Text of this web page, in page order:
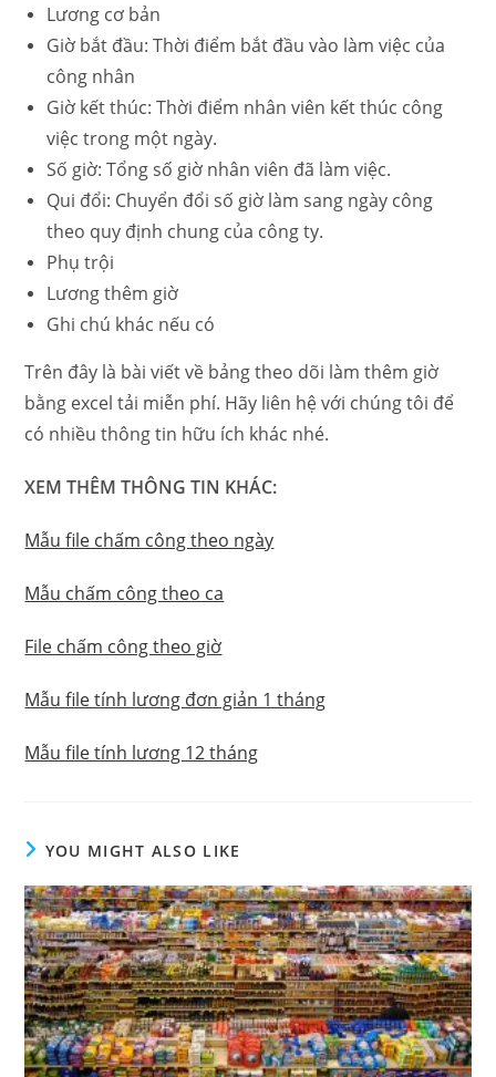
Lương cơ bản
Giờ bắt đầu: Thời điểm bắt đầu vào làm việc của
công nhân
Giờ kết thúc: Thời điểm nhân viên kết thúc công
việc trong một ngày.
Số giờ: Tổng số giờ nhân viên đã làm việc.
Qui đổi: Chuyển đổi số giờ làm sang ngày công
theo quy định chung của công ty.
Phụ trội
Lương thêm giờ
Ghi chú khác nếu có
Trên đây là bài viết về bảng theo dõi làm thêm giờ
bằng excel tải miễn phí. Hãy liên hệ với chúng tôi để
có nhiều thông tin hữu ích khác nhé.
XEM THÊM THÔNG TIN KHÁC:
Mẫu file chấm công theo ngày
Mẫu chấm công theo ca
File chấm công theo giờ
Mẫu file tính lương đơn giản 1 tháng
Mẫu file tính lương 12 tháng
YOU MIGHT ALSO LIKE